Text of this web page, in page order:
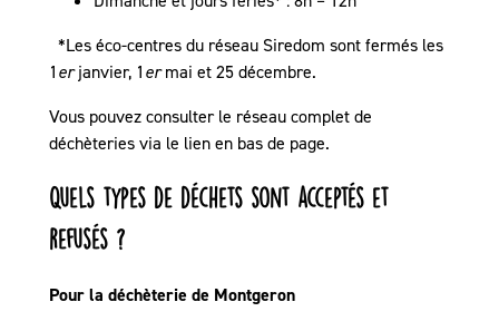
*Les éco-centres du réseau Siredom sont fermés les
1 erjanvier, 1 ermai et 25 décembre.
Vous pouvez consulter le réseau complet de
déchèteries via le lien en bas de page.
Quels types de déchets sont acceptés et
refusés ?
Pour la déchèterie de Montgeron